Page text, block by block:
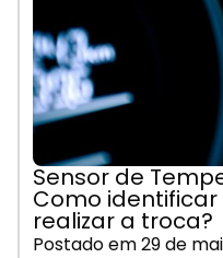
Sensor de
Como
realizar a troca?
Postado em29 de